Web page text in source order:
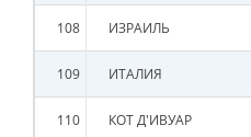
108 ИЗРАИЛЬ
109 ИТАЛИЯ
110 КОТ Д'ИВУАР